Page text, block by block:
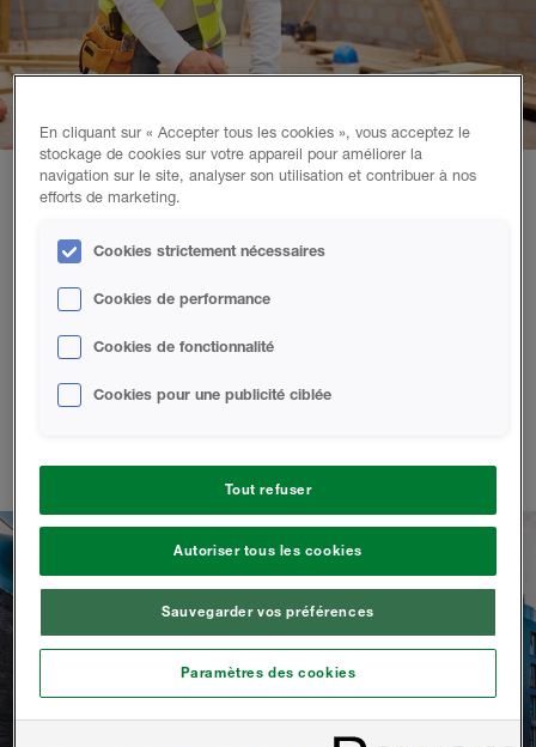
Bâtiments ?
Nous sommes un leader mondial de la mousse de
combinée. Travailler avec nous vous donne accès à notre
réseau d'entrepreneurs en isolation hautement qualifiés, à
nos formations et à notre service technique. Vous pouvez
moins de temps.
En cliquant sur « Accepter tous les cookies », vous acceptez le
stockage de cookies sur votre appareil pour améliorer la
navigation sur le site, analyser son utilisation et contribuer à nos
efforts de marketing.
Cookies strictement nécessaires
Cookies de performance
Cookies de fonctionnalité
Cookies pour une publicité ciblée
Tout refuser
Autoriser tous les cookies
Sauvegarder vos préférences
Paramètres des cookies